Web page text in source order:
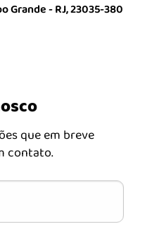
Grande - RJ, 23035-380
que em breve
contato.